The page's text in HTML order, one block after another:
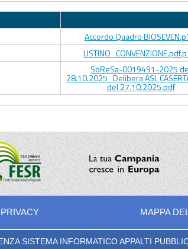
Accordo Quadro
SoReSa-0019491-2025
28.10.2025_Delibera ASL
del 27.10.2025.pdf
PRIVACY MAPPA
SISTEMA INFORMATICO APPALTI